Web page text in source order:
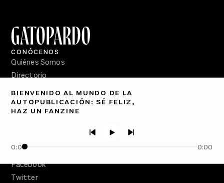
BIENVENIDO AL MUNDO DE LA
AUTOPUBLICACIÓN: SÉ FELIZ,
HAZ UN FANZINE
0:00 0:00
CONÓCENOS
Quiénes Somos
Directorio
PÓDCASTS
Semanario Gatopardo
Facebook
Twitter